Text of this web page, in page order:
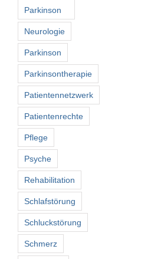
Parkinson
Neurologie
Parkinson
Parkinsontherapie
Patientennetzwerk
Patientenrechte
Pflege
Psyche
Rehabilitation
Schlafstörung
Schluckstörung
Schmerz